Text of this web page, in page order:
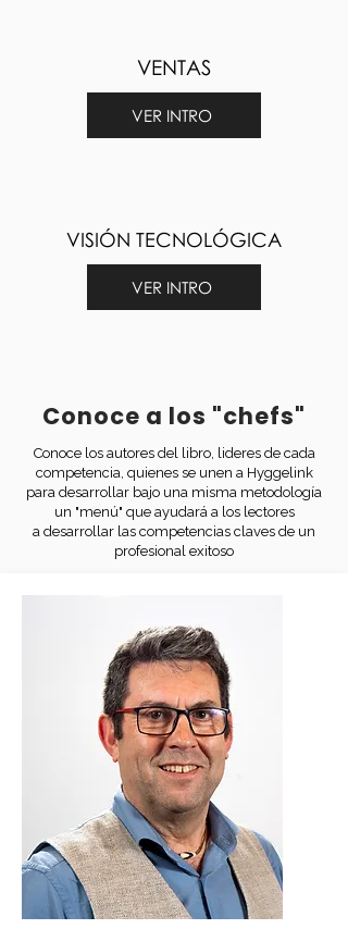
VENTAS
VER INTRO
VISIÓN TECNOLÓGICA
VER INTRO
Conoce a los "chefs"
Conoce los autores del libro, lideres de cada
competencia, quienes se unen a Hyggelink
para desarrollar bajo una misma metodología
un "menú" que ayudará a los lectores
a desarrollar las competencias claves de un
profesional exitoso